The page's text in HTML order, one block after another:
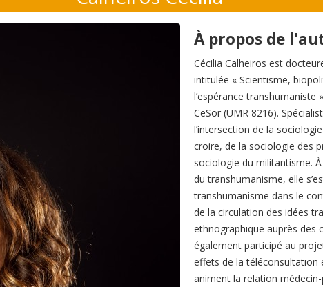
À propos de
Cécilia Calheiros est
intitulée « Scientisme,
l’espérance transhumaniste
CeSor (UMR 8216).
l’intersection de la
croire, de la sociologie des
sociologie du militantisme.
du transhumanisme, elle
transhumanisme dans le
de la circulation des idées
ethnographique auprès des
également participé au
effets de la téléconsultation
animent la relation